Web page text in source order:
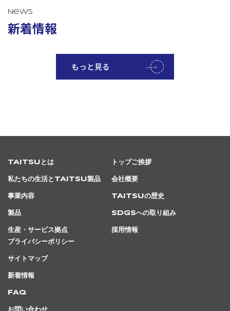
News
新着情報
もっと見る
TAITSUとは
私たちの生活とTAITSU製品
事業内容
製品
生産・サービス拠点
トップご挨拶
会社概要
TAITSUの歴史
SDGsへの取り組み
採用情報
プライバシーポリシー
サイトマップ
新着情報
FAQ
お問い合わせ